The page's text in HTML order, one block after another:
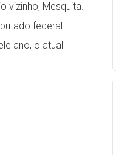
vizinho, Mesquita.
federal.
ano, o atual